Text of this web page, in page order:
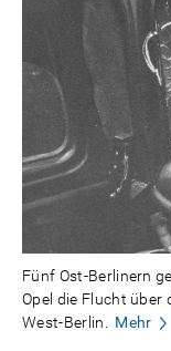
Fünf Ost-Berlinern
Opel die Flucht über
West-Berlin.
Mehr